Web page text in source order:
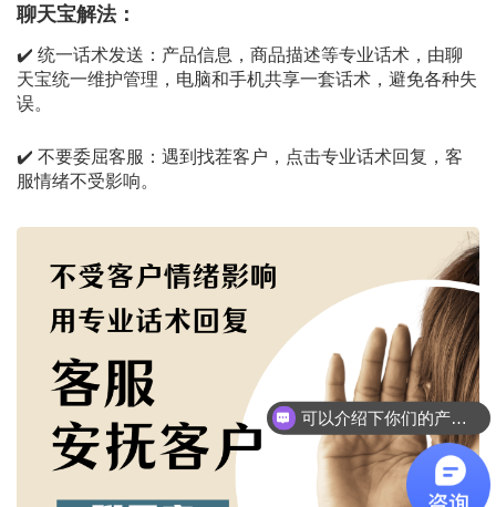
聊天宝解法：
✔️ 统一话术发送：产品信息，商品描述等专业话术，由聊
天宝统一维护管理，电脑和手机共享一套话术，避免各种失
误。
✔️ 不要委屈客服：遇到找茬客户，点击专业话术回复，客
服情绪不受影响。
可以介绍下你们的产品么？